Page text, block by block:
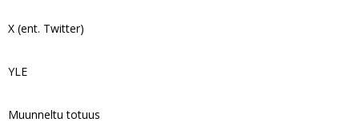
X (ent. Twitter)
YLE
Muunneltu totuus